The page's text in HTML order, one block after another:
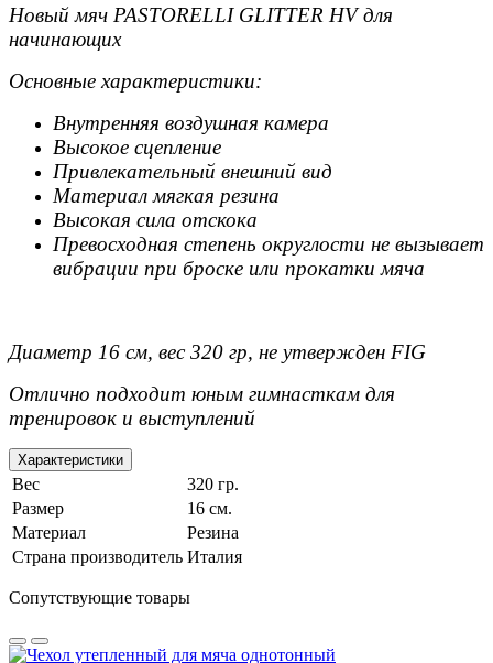
Новый мяч PASTORELLI GLITTER HV для
начинающих
Основные характеристики:
Внутренняя воздушная камера
Высокое сцепление
Привлекательный внешний вид
Материал мягкая резина
Высокая сила отскока
Превосходная степень округлости не вызывает
вибрации при броске или прокатки мяча
Диаметр 16 см, вес 320 гр, не утвержден FIG
Отлично подходит юным гимнасткам для
тренировок и выступлений
Характеристики
Вес
320 гр.
Размер
16 см.
Материал
Резина
Страна производитель Италия
Сопутствующие товары